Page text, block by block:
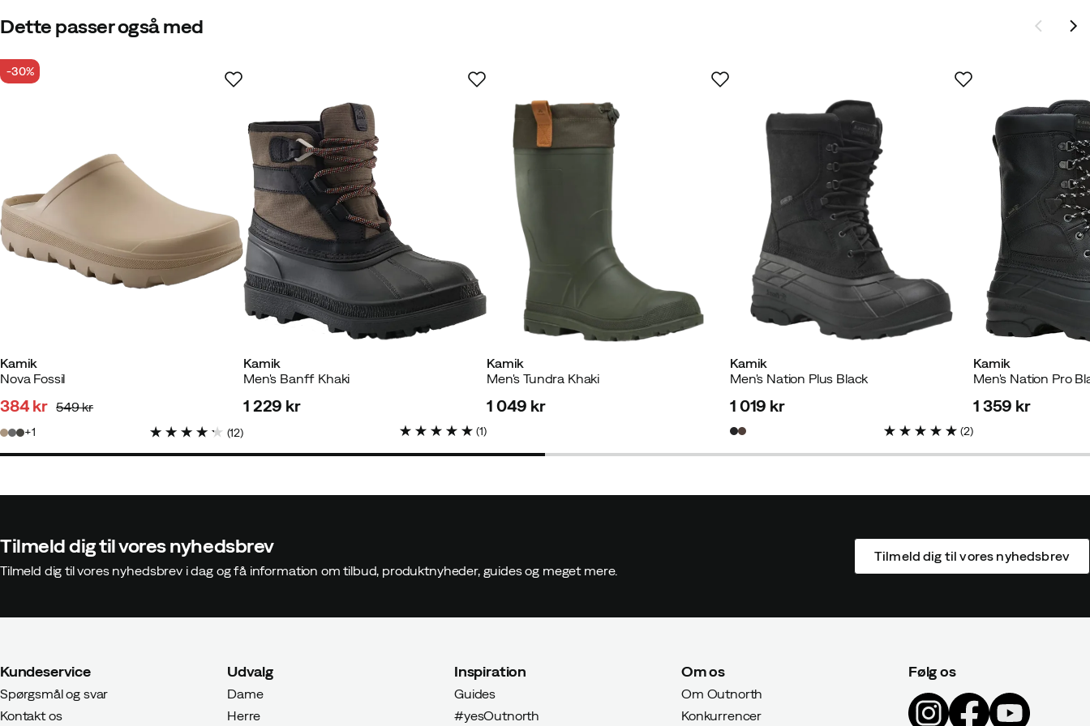
Dette passer også med
Kamik
Nova Fossil
-30%
price
384 kr
price
549 kr
1 (12)
Kamik
Men's Banff Khaki
1 229 kr
(1)
Kamik
Men's Tundra Khaki
1 049 kr
Kamik
Men's Nation Plus Black
price
1 019 kr
(2)
Kamik
Men's Nation Pro
1 359 kr
Tilmeld dig til vores nyhedsbrev
Tilmeld dig til vores nyhedsbrev i dag og få information om tilbud, produktnyheder, guides og meget mere.
Tilmeld dig til vores nyhedsbrev
Kundeservice
Spørgsmål og svar
Kontakt os
Udvalg
Dame
Herre
Inspiration
Guides
#yesOutnorth
Om os
Om Outnorth
Konkurrencer
Følg os